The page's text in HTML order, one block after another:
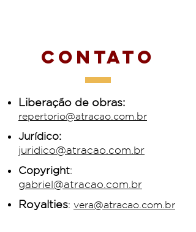
Contato
Liberação de obras:
repertorio@atracao.com.br
Jurídico:
juridico@atracao.com.br
Copyright:
gabriel@atracao.com.br
Royalties: vera@atracao.com.br